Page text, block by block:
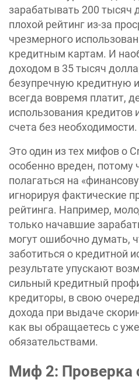
зарабатывать 200 тысяч
плохой рейтинг из-за
чрезмерного
кредитным картам. И
доходом в 35 тысяч
безупречную кредитную
всегда вовремя платит,
использования кредитов
счета без необходимости.
Это один из тех мифов о
особенно вреден, потому
полагаться на
игнорируя фактические
рейтинга. Например,
только начавшие
могут ошибочно думать,
заботиться о кредитной
результате упускают
сильный кредитный
кредиторы, в свою
дохода при выдаче
как вы обращаетесь с
обязательствами.
Миф 2: Проверка